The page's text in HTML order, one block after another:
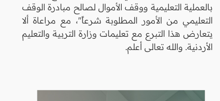
بالعملية التعليمية ووقف الأموال لصالح مبادرة الوقف
التعليمي من الأمور المطلوبة شرعاً"، مع مراعاة ألا
يتعارض هذا التبرع مع تعليمات وزارة التربية والتعليم
الأردنية. والله تعالى أعلم.